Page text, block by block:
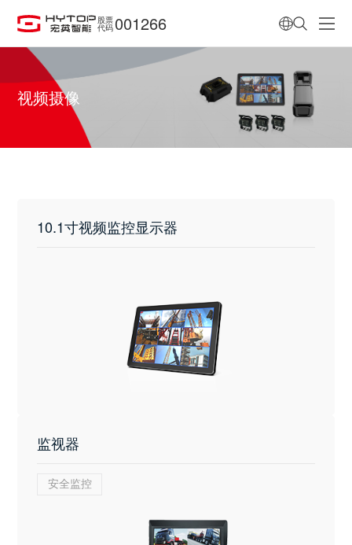
股票
代码 001266
视频摄像
10.1寸视频监控显示器
监视器
安全监控